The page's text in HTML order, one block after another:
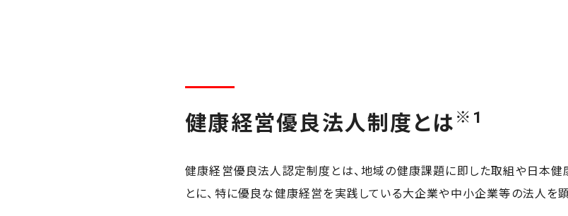
健康経営優良法人制度とは※1
健康経営優良法人認定制度とは、地域の健康課題に即した取組や日本
とに、特に優良な健康経営を実践している大企業や中小企業等の法人を